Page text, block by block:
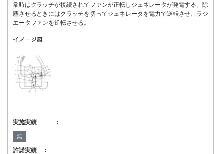
常時はクラッチが接続されてファンが正転しジェネレータが発電する。除
塵させるときにはクラッチを切ってジェネレータを電力で逆転させ、ラジ
エータファンを逆転させる。
イメージ図
実施実績 ：
無
許諾実績 ：